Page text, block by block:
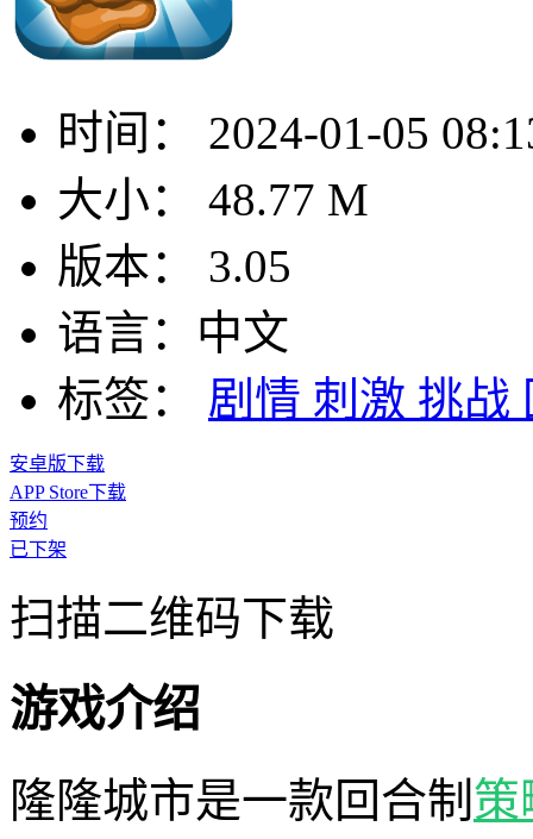
时间：
2024-01-05
大小：
48.77 M
版本：
3.05
语言： 中文
标签：
剧情 刺激 挑战
安卓版下载
APP Store下载
预约
已下架
扫描二维码下载
游戏介绍
隆隆城市是一款回合制 策